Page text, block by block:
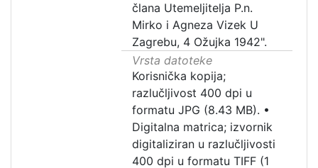
člana Utemeljitelja P.n.
Mirko i Agneza Vizek U
Zagrebu, 4 Ožujka 1942".
Vrsta datoteke
Korisnička kopija;
razlučljivost 400 dpi u
formatu JPG (8.43 MB). •
Digitalna matrica; izvornik
digitaliziran u razlučljivosti
400 dpi u formatu TIFF (1